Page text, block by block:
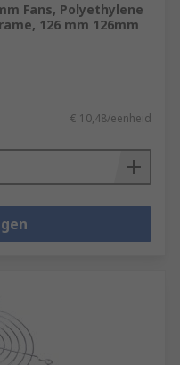
Fans, Polyethylene
126 mm 126mm
€ 10,48/eenheid